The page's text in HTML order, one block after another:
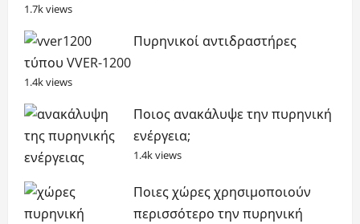
1.7k views
Πυρηνικοί αντιδραστήρες
τύπου VVER-1200
1.4k views
Ποιος ανακάλυψε την πυρηνική
ενέργεια;
1.4k views
Ποιες χώρες χρησιμοποιούν
περισσότερο την πυρηνική